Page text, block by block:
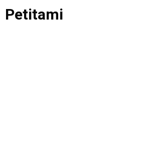
Saltar
alPetitami